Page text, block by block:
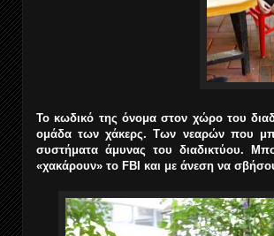
Το κωδικό της όνομα στον χώρο του
ομάδα των χάκερς. Των νεαρών που
συστήματα άμυνας του διαδικτύου.
«χακάρουν» το FBI και με άνεση να